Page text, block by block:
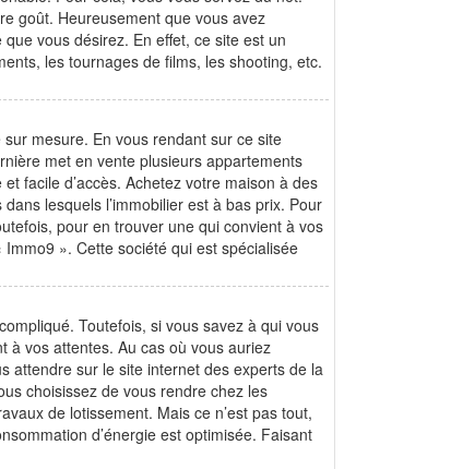
goût. Heureusement que vous avez
vous désirez. En effet, ce site est un
les tournages de films, les shooting, etc.
mesure. En vous rendant sur ce site
met en vente plusieurs appartements
facile d’accès. Achetez votre maison à des
lesquels l’immobilier est à bas prix. Pour
pour en trouver une qui convient à vos
». Cette société qui est spécialisée
Toutefois, si vous savez à qui vous
à vos attentes. Au cas où vous auriez
attendre sur le site internet des experts de la
choisissez de vous rendre chez les
de lotissement. Mais ce n’est pas tout,
d’énergie est optimisée. Faisant